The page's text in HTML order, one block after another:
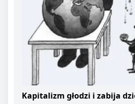
Kapitalizm głodzi i zabija